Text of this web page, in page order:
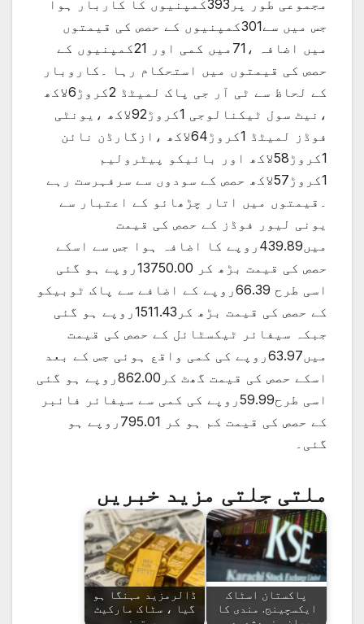
مجموعی طور پر393کمپنیوں کا کاربار ہوا
جس میں سے301کمپنیوں کے حصص کی قیمتوں
میں اضافہ ،71میں کمی اور 21کمپنیوں کے
حصص کی قیمتوں میں استحکام رہا ۔کاروبار
کے لحاظ سے ٹی آر جی پاک لمیٹڈ 2کروڑ6لاکھ
،نیٹ سول ٹیکنالوجی 1کروڑ92لاکھ ،یونٹی
فوڈز لمیٹڈ 1کروڑ64لاکھ ،ازگارڈن نائن
1کروڑ58لاکھ اور بائیکو پیٹرولیم
1کروڑ57لاکھ حصص کے سودوں سے سرفہرست رہے
۔قیمتوں میں اتار چڑھائو کے اعتبار سے
یونی لیور فوڈز کے حصص کی قیمت
میں439.89روپے کا اضافہ ہوا جس سے اسکے
حصص کی قیمت بڑھ کر 13750.00روپے ہو گئی
اسی طرح 66.39روپے کے اضافے سے پاک ٹوبیکو
کے حصص کی قیمت بڑھ کر1511.43روپے ہو گئی
جبکہ سیفائر ٹیکسٹائل کے حصص کی قیمت
میں63.97روپے کی کمی واقع ہوئی جس کے بعد
اسکے حصص کی قیمت گھٹ کر862.00روپے ہو گئی
اسی طرح59.99روپے کی کمی سے سیفائر فائبر
کے حصص کی قیمت کم ہو کر 795.01روپے ہو
گئی۔
ملتی جلتی مزید خبریں
پاکستان اسٹاک
ایکسچینج. مندی کا
ڈالرمزید مہنگا ہو
گیا ، سٹاک مارکیٹ